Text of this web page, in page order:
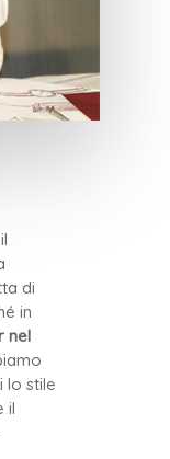
di
in
nel
lo stile
il